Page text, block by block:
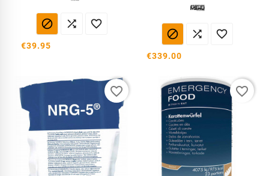
  
€39.95
  
€339.00
favorite_border favorite_border